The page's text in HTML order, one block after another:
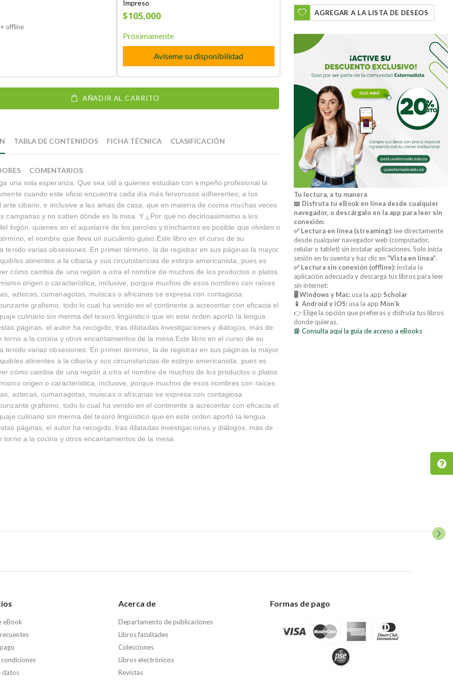
offline
Impreso
$105.000
Próximamente
Avíseme su disponibilidad
AÑADIR AL CARRITO
una sola esperanza. Que sea útil a quienes estudian con empeño profesional la
cuando este oficio encuentra cada día más fervorosos adherentes; a los
arte cibario, e inclusive a las amas de casa, que en materia de cocina muchas veces
campanas y no saben dónde es la misa. Y ¿Por qué no decirloasimismo a los
fogón, quienes en el aquelarre de los peroles y trinchantes es posible que olviden o
el nombre que lleva un suculento guiso.Este libro en el curso de su
tenido varias obsesiones. En primer término, la de registrar en sus páginas la mayor
atinentes a la cibaria y sus circunstancias de estirpe americanista, pues es
cómo cambia de una región a otra el nombre de muchos de los productos o platos
origen o característica, inclusive, porque muchos de esos nombres con raíces
aztecas, cumanagotas, muiscas o africanas se expresa con contagiosa
grafismo, todo lo cual ha venido en el continente a acrecentar con eficacia el
culinario sin merma del tesoro lingüístico que en este orden aportó la lengua
páginas, el autor ha recogido, tras dilatadas investigaciones y diálogos, más de
torno a la cocina y otros encantamientos de la mesa.Este libro en el curso de su
tenido varias obsesiones. En primer término, la de registrar en sus páginas la mayor
atinentes a la cibaria y sus circunstancias de estirpe americanista, pues es
cómo cambia de una región a otra el nombre de muchos de los productos o platos
origen o característica, inclusive, porque muchos de esos nombres con raíces
aztecas, cumanagotas, muiscas o africanas se expresa con contagiosa
grafismo, todo lo cual ha venido en el continente a acrecentar con eficacia el
culinario sin merma del tesoro lingüístico que en este orden aportó la lengua
páginas, el autor ha recogido, tras dilatadas investigaciones y diálogos, más de
torno a la cocina y otros encantamientos de la mesa.
TABLA DE CONTENIDOS FICHA TÉCNICA CLASIFICACIÓN
COMENTARIOS
AGREGAR A LA LISTA DE DESEOS
Tu lectura, a tu manera
📖 Disfruta tu eBook en línea desde cualquier
navegador, o descárgalo en la app para leer sin
conexión:
✅ Lectura en línea (streaming):lee directamente
desde cualquier navegador web (computador,
celular o tablet) sin instalar aplicaciones. Solo inicia
sesión en tu cuenta y haz clic en “Vista en línea”.
✅ Lectura sin conexión (offline):instala la
aplicación adecuada y descarga tus libros para leer
sin internet:
🖥️ Windows y Mac:usa la app Scholar
📱 Android y iOS:usa la app Mon’k
👉 Elige la opción que prefieras y disfruta tus libros
donde quieras.
📘 Consulta aquí la guía de acceso a eBooks
eBook
datos
Acerca de
Departamento de publicaciones
Libros facultades
Colecciones
Libros electrónicos
Revistas
Formas de pago